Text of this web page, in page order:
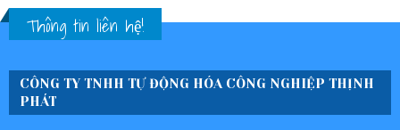
Thông tin liên hệ!
CÔNG TY TNHH TỰ ĐỘNG HÓA CÔNG NGHIỆP THỊNH
PHÁT